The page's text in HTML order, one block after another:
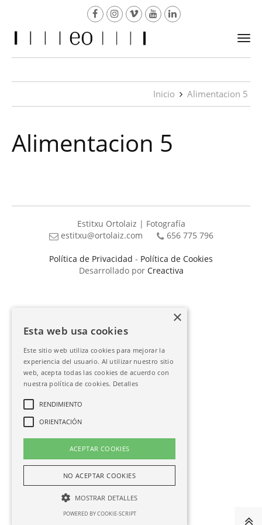
Inicio Alimentacion 5
Alimentacion 5
Estitxu Ortolaiz | Fotografía
estitxu@ortolaiz.com
656 775 796
Política de Privacidad - Política de Cookies
Desarrollado por Creactiva
Esta web usa cookies
Este sitio web utiliza cookies para mejorar la
experiencia del usuario. Al utilizar nuestro sitio
web, acepta todas las cookies de acuerdo con
nuestra política de cookies. Detalles
RENDIMIENTO
ORIENTACIÓN
ACEPTAR COOKIES
NO ACEPTAR COOKIES
MOSTRAR DETALLES
POWERED BY COOKIE-SCRIPT
×